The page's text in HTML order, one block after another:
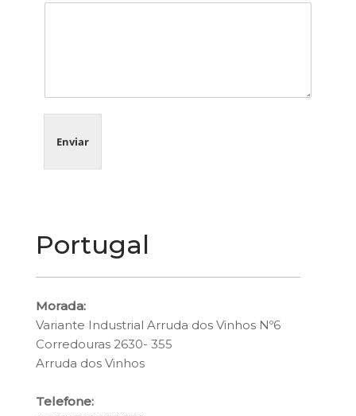
Enviar
Portugal
Morada:
Variante Industrial Arruda dos Vinhos Nº6
Corredouras 2630- 355
Arruda dos Vinhos
Telefone: